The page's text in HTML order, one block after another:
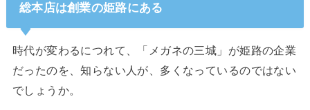
総本店は創業の姫路にある
時代が変わるにつれて、「メガネの三城」が姫路の企業
だったのを、知らない人が、多くなっているのではない
でしょうか。